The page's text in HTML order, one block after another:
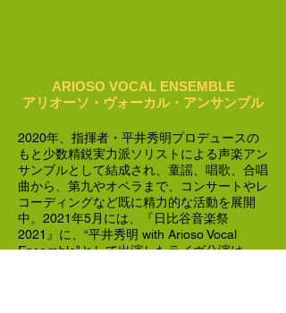
ARIOSO VOCAL ENSEMBLE
アリオーソ・ヴォーカル・アンサンブル
2020年、指揮者・平井秀明プロデュースの
もと少数精鋭実力派ソリストによる声楽アン
サンブルとして結成され、童謡、唱歌、合唱
曲から、第九やオペラまで、コンサートやレ
コーディングなど既に精力的な活動を展開
中。2021年5月には、『日比谷音楽祭
2021』に、“平井秀明 with Arioso Vocal
Enseｍble”として出演したライヴ公演は、